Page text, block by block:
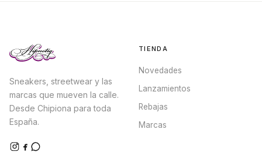
Sneakers, streetwear y las
marcas que mueven la calle.
Desde Chipiona para toda
España.
TIENDA
Novedades
Lanzamientos
Rebajas
Marcas